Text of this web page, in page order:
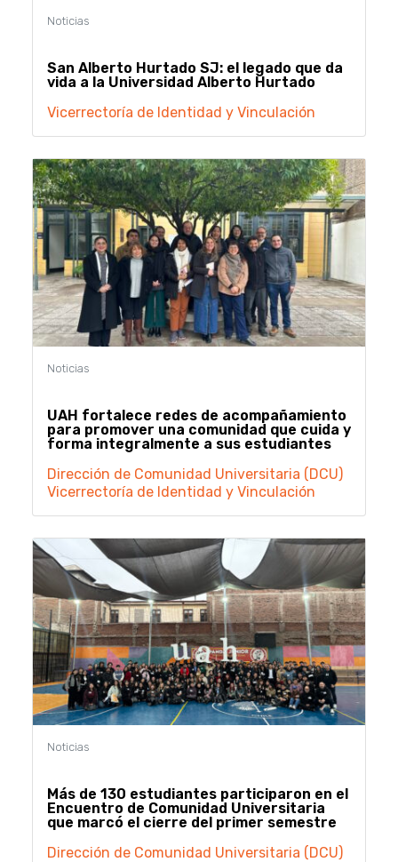
San Alberto Hurtado SJ: el legado que da
vida a la Universidad Alberto Hurtado
Vicerrectoría de Identidad y Vinculación
UAH fortalece redes de acompañamiento
para promover una comunidad que cuida y
forma integralmente a sus estudiantes
Dirección de Comunidad Universitaria (DCU)
Vicerrectoría de Identidad y Vinculación
Más de 130 estudiantes participaron en el
Encuentro de Comunidad Universitaria
que marcó el cierre del primer semestre
Dirección de Comunidad Universitaria (DCU)